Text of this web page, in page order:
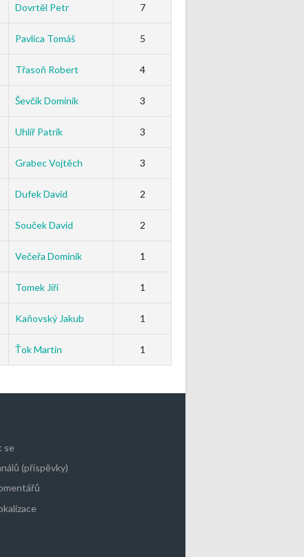
Dovrtěl Petr 7
Pavlica Tomáš 5
Třasoň Robert 4
Ševčík Dominik 3
Uhlíř Patrik 3
Grabec Vojtěch 3
Dufek David 2
Souček David 2
Večeřa Dominik 1
Tomek Jiří 1
Kaňovský Jakub 1
Ťok Martin 1
se
(příspěvky)